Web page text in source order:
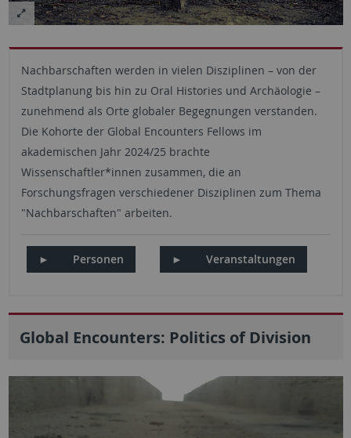
Nachbarschaften werden in vielen Disziplinen – von der
Stadtplanung bis hin zu Oral Histories und Archäologie –
zunehmend als Orte globaler Begegnungen verstanden.
Die Kohorte der Global Encounters Fellows im
akademischen Jahr 2024/25 brachte
Wissenschaftler*innen zusammen, die an
Forschungsfragen verschiedener Disziplinen zum Thema
"Nachbarschaften" arbeiten.
► Personen ► Veranstaltungen
Global Encounters: Politics of Division